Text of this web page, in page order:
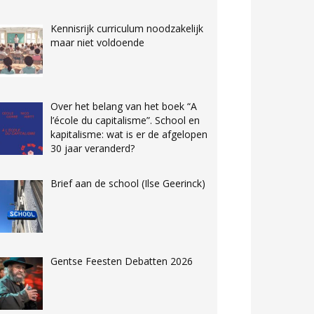
Kennisrijk curriculum noodzakelijk
maar niet voldoende
Over het belang van het boek “A
l’école du capitalisme”. School en
kapitalisme: wat is er de afgelopen
30 jaar veranderd?
Brief aan de school (Ilse Geerinck)
Gentse Feesten Debatten 2026